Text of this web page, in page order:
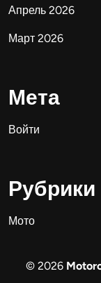
Апрель 2026
Март 2026
Мета
Войти
Рубрики
Мото
© 2026